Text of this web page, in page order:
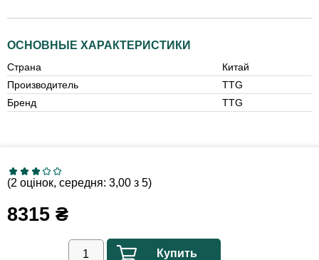
ОСНОВНЫЕ ХАРАКТЕРИСТИКИ
Страна
Китай
Производитель
TTG
Бренд
TTG
(2 оцінок, середня: 3,00 з 5)
8315 ₴
Купить